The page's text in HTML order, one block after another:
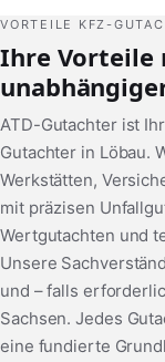
VORTEILE KFZ-
Ihre Vorteile
ATD-Gutachter ist
Gutachter in Löbau.
Werkstätten,
mit präzisen
Wertgutachten und
Unsere
und – falls
Sachsen. Jedes
eine fundierte